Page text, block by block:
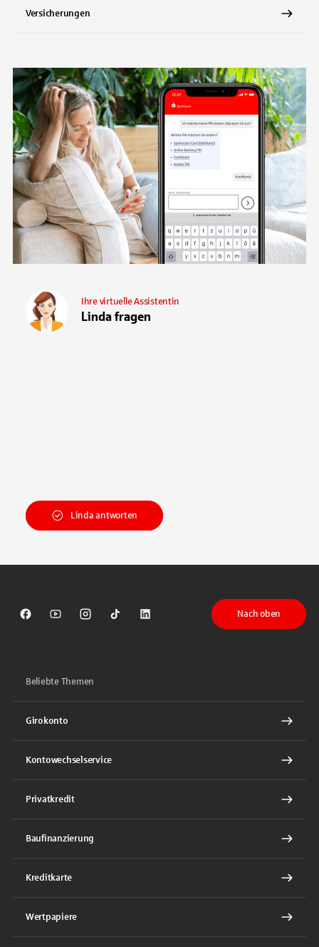
Versicherungen
Linda fragen
Ihre virtuelle Assistentin
Linda antworten
Sparkasse auf Facebook
Sparkasse auf Youtube
Sparkasse auf Instagram
Sparkasse auf TikTok
Sparkasse auf LinkedIn
Nach oben
Beliebte Themen
Girokonto
Kontowechselservice
Privatkredit
Baufinanzierung
Kreditkarte
Wertpapiere